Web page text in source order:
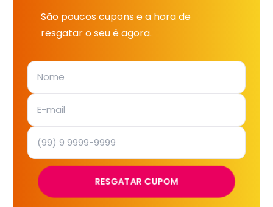
São poucos cupons e a hora de
resgatar o seu é agora.
RESGATAR CUPOM